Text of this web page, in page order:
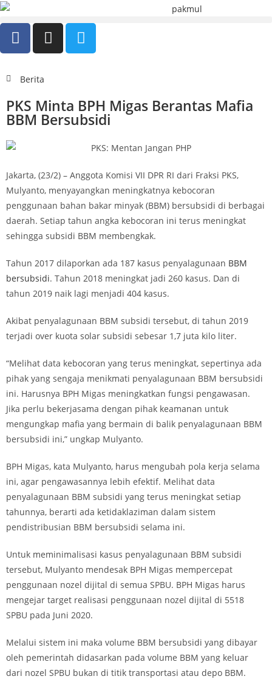
Berita
PKS Minta BPH Migas Berantas Mafia
BBM Bersubsidi
Jakarta, (23/2) – Anggota Komisi VII DPR RI dari Fraksi PKS,
Mulyanto, menyayangkan meningkatnya kebocoran
penggunaan bahan bakar minyak (BBM) bersubsidi di berbagai
daerah. Setiap tahun angka kebocoran ini terus meningkat
sehingga subsidi BBM membengkak.
Tahun 2017 dilaporkan ada 187 kasus penyalagunaan BBM
bersubsidi. Tahun 2018 meningkat jadi 260 kasus. Dan di
tahun 2019 naik lagi menjadi 404 kasus.
Akibat penyalagunaan BBM subsidi tersebut, di tahun 2019
terjadi over kuota solar subsidi sebesar 1,7 juta kilo liter.
“Melihat data kebocoran yang terus meningkat, sepertinya ada
pihak yang sengaja menikmati penyalagunaan BBM bersubsidi
ini. Harusnya BPH Migas meningkatkan fungsi pengawasan.
Jika perlu bekerjasama dengan pihak keamanan untuk
mengungkap mafia yang bermain di balik penyalagunaan BBM
bersubsidi ini,” ungkap Mulyanto.
BPH Migas, kata Mulyanto, harus mengubah pola kerja selama
ini, agar pengawasannya lebih efektif. Melihat data
penyalagunaan BBM subsidi yang terus meningkat setiap
tahunnya, berarti ada ketidaklaziman dalam sistem
pendistribusian BBM bersubsidi selama ini.
Untuk meminimalisasi kasus penyalagunaan BBM subsidi
tersebut, Mulyanto mendesak BPH Migas mempercepat
penggunaan nozel dijital di semua SPBU. BPH Migas harus
mengejar target realisasi penggunaan nozel dijital di 5518
SPBU pada Juni 2020.
Melalui sistem ini maka volume BBM bersubsidi yang dibayar
oleh pemerintah didasarkan pada volume BBM yang keluar
dari nozel SPBU bukan di titik transportasi atau depo BBM.